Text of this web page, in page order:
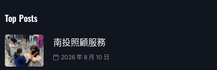
Top Posts
南投照顧服務
2026 年 8 月 10 日